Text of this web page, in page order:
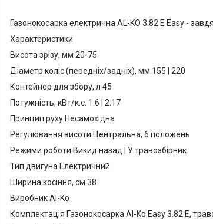
Газонокосарка електрична AL-KO 3.82 E Easy -
Характеристики
Висота зрізу, мм 20-75
Діаметр коліс (передніх/задніх), мм 155 | 220
Контейнер для збору, л 45
Потужність, кВт/к.с. 1.6 | 2.17
Принцип руху Несамохідна
Регулювання висоти Центральна, 6 положень
Режими роботи Викид назад | У травозбірник
Тип двигуна Електричний
Ширина косіння, см 38
Виробник Al-Ko
Комплектація Газонокосарка Al-Ko Easy 3.82 E,